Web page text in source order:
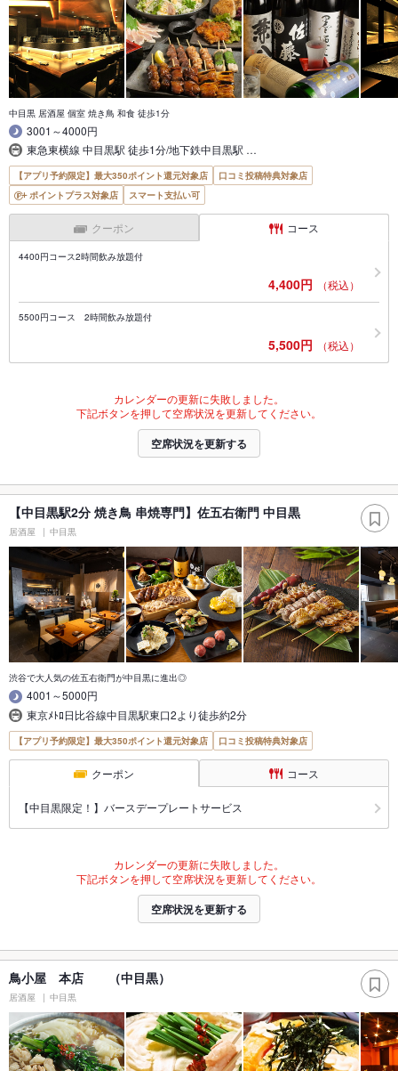
中目黒 居酒屋 個室 焼き鳥 和食 徒歩1分
3001～4000円
東急東横線 中目黒駅 徒歩1分/地下鉄中目黒駅 …
【アプリ予約限定】最大350ポイント還元対象店
口コミ投稿特典対象店
ポイントプラス対象店
スマート支払い可
クーポン コース
4400円コース2時間飲み放題付
4,400円 （税込）
5500円コース 2時間飲み放題付
5,500円 （税込）
カレンダーの更新に失敗しました。
下記ボタンを押して空席状況を更新してください。
空席状況を更新する
【中目黒駅2分 焼き鳥 串焼専門】佐五右衛門 中目黒
居酒屋 中目黒
渋谷で大人気の佐五右衛門が中目黒に進出◎
4001～5000円
東京ﾒﾄﾛ日比谷線中目黒駅東口2より徒歩約2分
【アプリ予約限定】最大350ポイント還元対象店 口コミ投稿特典対象店
クーポン コース
【中目黒限定！】バースデープレートサービス
カレンダーの更新に失敗しました。
下記ボタンを押して空席状況を更新してください。
空席状況を更新する
鳥小屋 本店 （中目黒）
居酒屋 中目黒